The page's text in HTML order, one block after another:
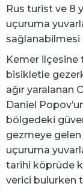
Rus turist ve 8
uçuruma
sağlanabilmesi
Kemer ilçesine
bisikletle
ağır yaralanan
Daniel
bölgedeki
gezmeye gelen
uçuruma
tarihi köprüde
verici bulurken